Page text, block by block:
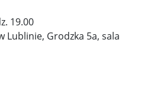
19.00
Lublinie, Grodzka 5a, sala